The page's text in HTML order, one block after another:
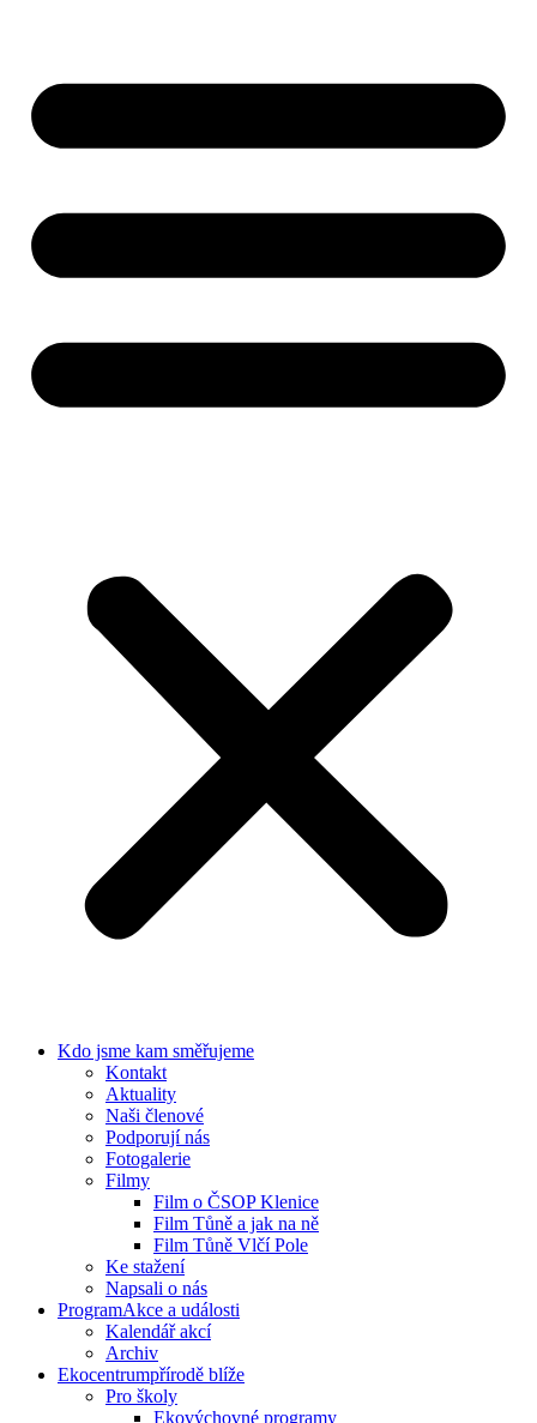
Kdo jsme kam směřujeme
Kontakt
Aktuality
Naši členové
Podporují nás
Fotogalerie
Filmy
Film o ČSOP Klenice
Film Tůně a jak na ně
Film Tůně Vlčí Pole
Ke stažení
Napsali o nás
ProgramAkce a události
Kalendář akcí
Archiv
Ekocentrumpřírodě blíže
Pro školy
Ekovýchovné programy